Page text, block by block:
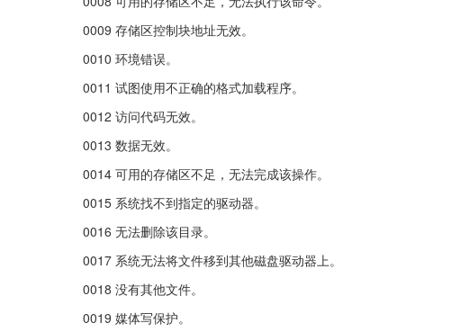
0009 存储区控制块地址无效。
0010 环境错误。
0011 试图使用不正确的格式加载程序。
0012 访问代码无效。
0013 数据无效。
0014 可用的存储区不足，无法完成该操作。
0015 系统找不到指定的驱动器。
0016 无法删除该目录。
0017 系统无法将文件移到其他磁盘驱动器上。
0018 没有其他文件。
0019 媒体写保护。